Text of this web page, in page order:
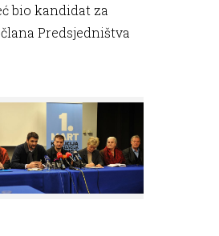
bio kandidat za
Predsjedništva